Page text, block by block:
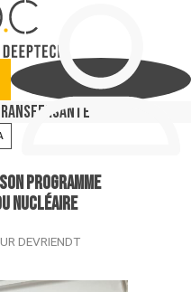
Santé
programme
nucléaire
DEVRIENDT